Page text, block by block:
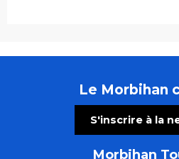
Le Morbihan
S'inscrire à la
Morbihan